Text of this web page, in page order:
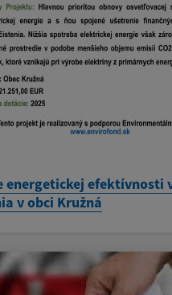
energetickej efektívnosti
v obci Kružná